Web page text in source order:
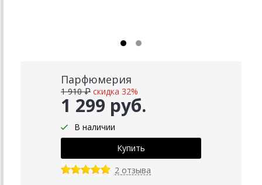
Парфюмерия
1 299 руб.
1 910 ₽ скидка 32%
В наличии
2 отзыва